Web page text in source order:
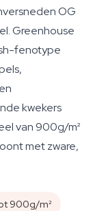
OG
Greenhouse
fenotype
kwekers
van 900g/m²
met zware,
900g/m²